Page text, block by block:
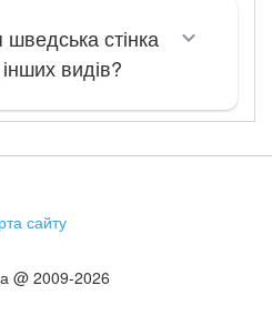
шведська стінка
видів?
сайту
@ 2009-2026